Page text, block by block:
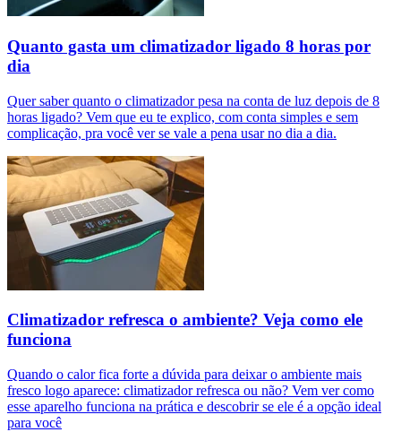
Quanto gasta um climatizador ligado 8 horas por
dia
Quer saber quanto o climatizador pesa na conta de luz depois de 8
horas ligado? Vem que eu te explico, com conta simples e sem
complicação, pra você ver se vale a pena usar no dia a dia.
Climatizador refresca o ambiente? Veja como ele
funciona
Quando o calor fica forte a dúvida para deixar o ambiente mais
fresco logo aparece: climatizador refresca ou não? Vem ver como
esse aparelho funciona na prática e descobrir se ele é a opção ideal
para você